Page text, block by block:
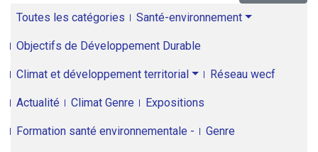
Toutes les catégories Santé-environnement
Objectifs de Développement Durable
Climat et développement territorial Réseau wecf
Actualité Climat Genre Expositions
Formation santé environnementale - Genre